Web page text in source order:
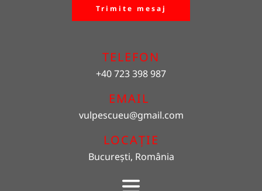
Trimite mesaj
TELEFON
+40 723 398 987
EMAIL
vulpescueu@gmail.com
LOCAȚIE
București, România